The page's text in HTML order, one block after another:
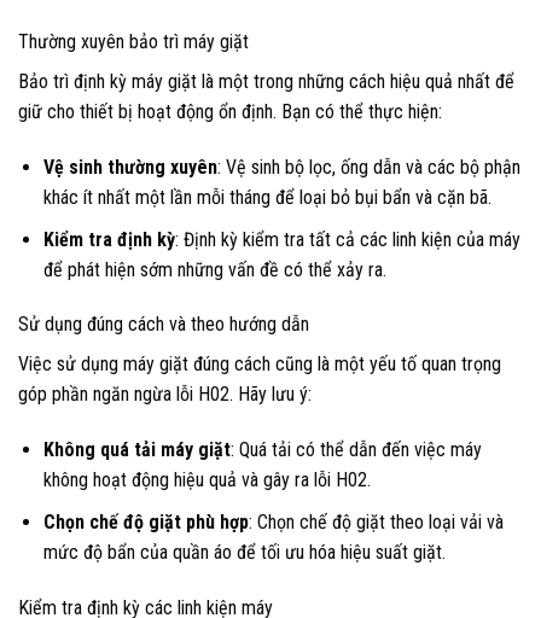
Thường xuyên bảo trì máy giặt
Bảo trì định kỳ máy giặt là một trong những cách hiệu quả nhất để
giữ cho thiết bị hoạt động ổn định. Bạn có thể thực hiện:
Vệ sinh thường xuyên: Vệ sinh bộ lọc, ống dẫn và các bộ phận
khác ít nhất một lần mỗi tháng để loại bỏ bụi bẩn và cặn bã.
Kiểm tra định kỳ: Định kỳ kiểm tra tất cả các linh kiện của máy
để phát hiện sớm những vấn đề có thể xảy ra.
Sử dụng đúng cách và theo hướng dẫn
Việc sử dụng máy giặt đúng cách cũng là một yếu tố quan trọng
góp phần ngăn ngừa lỗi H02. Hãy lưu ý:
Không quá tải máy giặt: Quá tải có thể dẫn đến việc máy
không hoạt động hiệu quả và gây ra lỗi H02.
Chọn chế độ giặt phù hợp: Chọn chế độ giặt theo loại vải và
mức độ bẩn của quần áo để tối ưu hóa hiệu suất giặt.
Kiểm tra định kỳ các linh kiện máy